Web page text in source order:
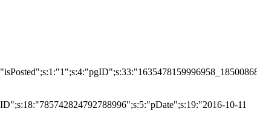
10-11